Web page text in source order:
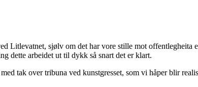
Litlevatnet, sjølv om det har vore stille mot offentlegheita
dette arbeidet ut til dykk så snart det er klart.
tak over tribuna ved kunstgresset, som vi håper blir